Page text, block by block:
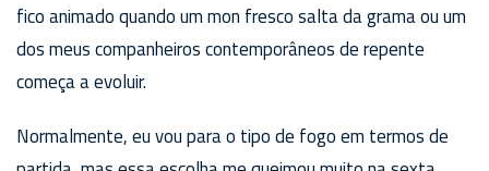
fico animado quando um mon fresco salta da grama ou um
dos meus companheiros contemporâneos de repente
começa a evoluir.
Normalmente, eu vou para o tipo de fogo em termos de